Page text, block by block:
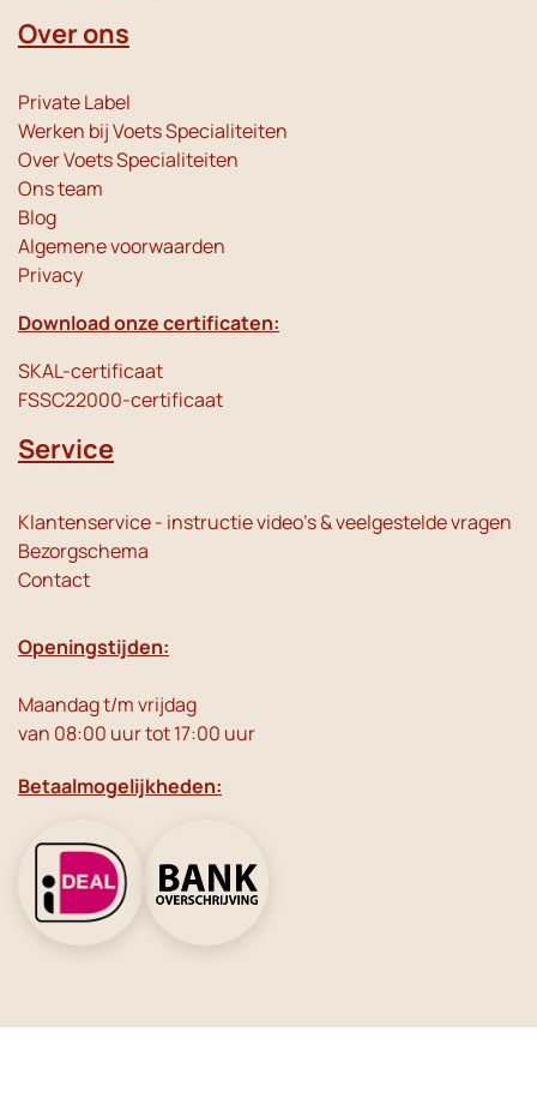
Over ons
Private Label
Werken bij Voets Specialiteiten
Over Voets Specialiteiten
Ons team
Blog
Algemene voorwaarden
Privacy
Download onze certificaten:
SKAL-certificaat
FSSC22000-certificaat
Service
Klantenservice - instructie video's & veelgestelde vragen
Bezorgschema
Contact
Openingstijden:
Maandag t/m vrijdag
van 08:00 uur tot 17:00 uur
Betaalmogelijkheden: